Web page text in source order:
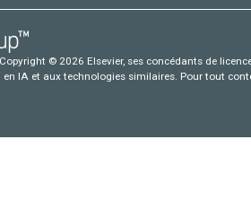
© 2026 Elsevier, ses concédants de
IA et aux technologies similaires. Pour tout